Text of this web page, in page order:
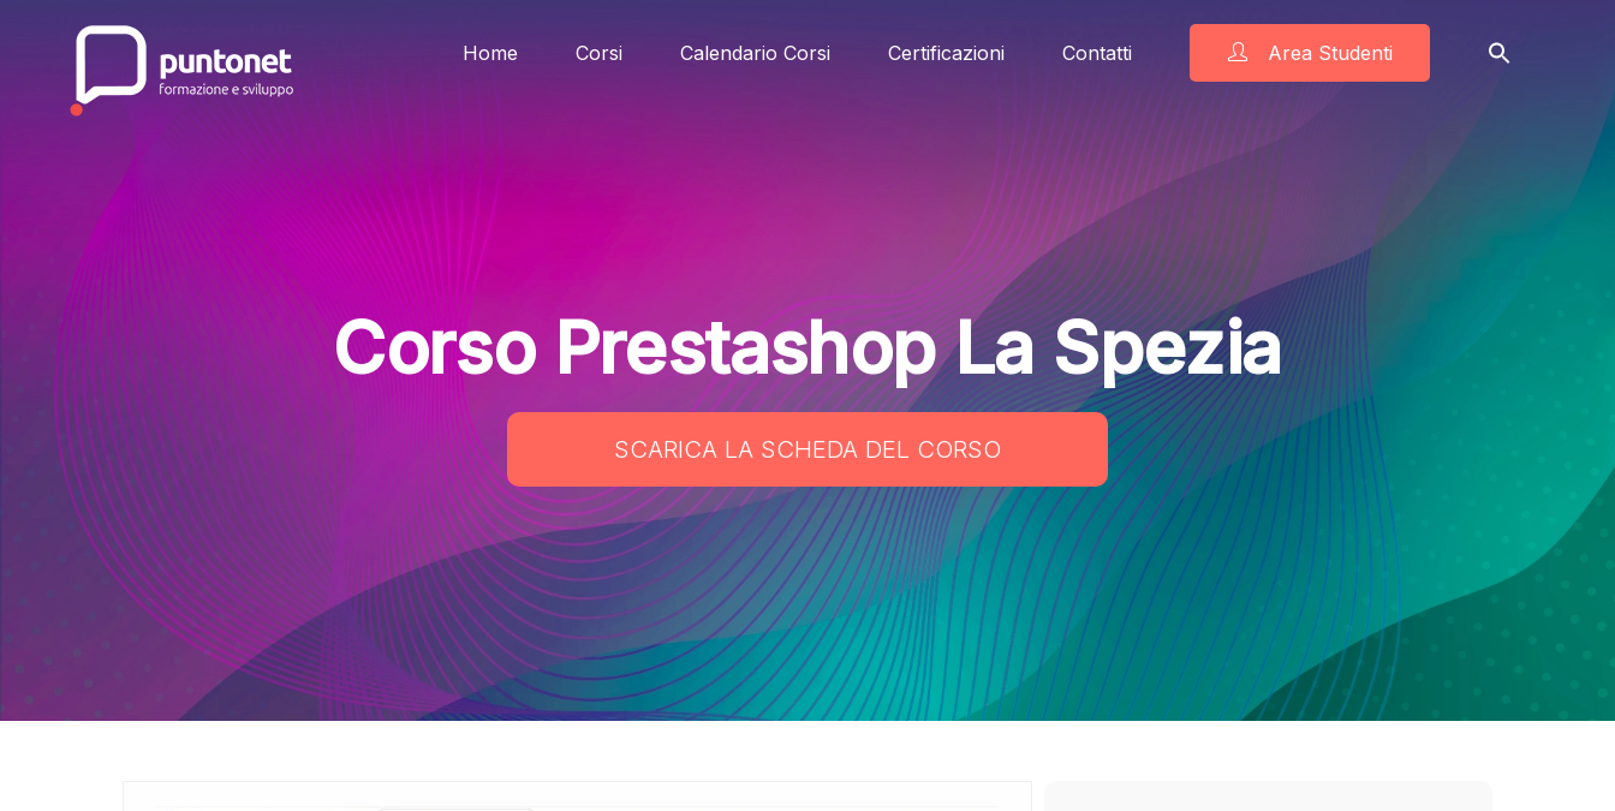
Home Corsi Calendario Corsi Certificazioni Contatti Area Studenti
Corso Prestashop La Spezia
SCARICA LA SCHEDA DEL CORSO